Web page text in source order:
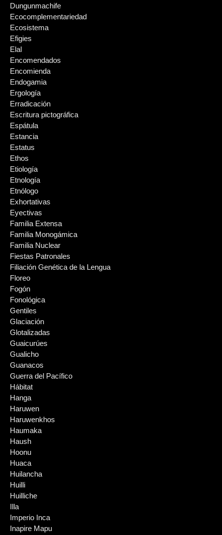
Dungunmachife
Ecocomplementariedad
Ecosistema
Efigies
Elal
Encomendados
Encomienda
Endogamia
Ergología
Erradicación
Escritura pictográfica
Espátula
Estancia
Estatus
Ethos
Etiología
Etnología
Etnólogo
Exhortativas
Eyectivas
Familia Extensa
Familia Monogámica
Familia Nuclear
Fiestas Patronales
Filiación Genética de la Lengua
Floreo
Fogón
Fonológica
Gentiles
Glaciación
Glotalizadas
Guaicurúes
Gualicho
Guanacos
Guerra del Pacífico
Hábitat
Hanga
Haruwen
Haruwenkhos
Haumaka
Haush
Hoonu
Huaca
Huilancha
Huilli
Huilliche
Illa
Imperio Inca
Inapire Mapu